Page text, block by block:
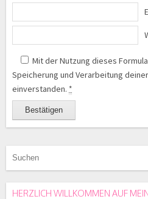
Mit der Nutzung dieses
Speicherung und Verarbeitung
einverstanden. *
HERZLICH WILLKOMMEN AUF